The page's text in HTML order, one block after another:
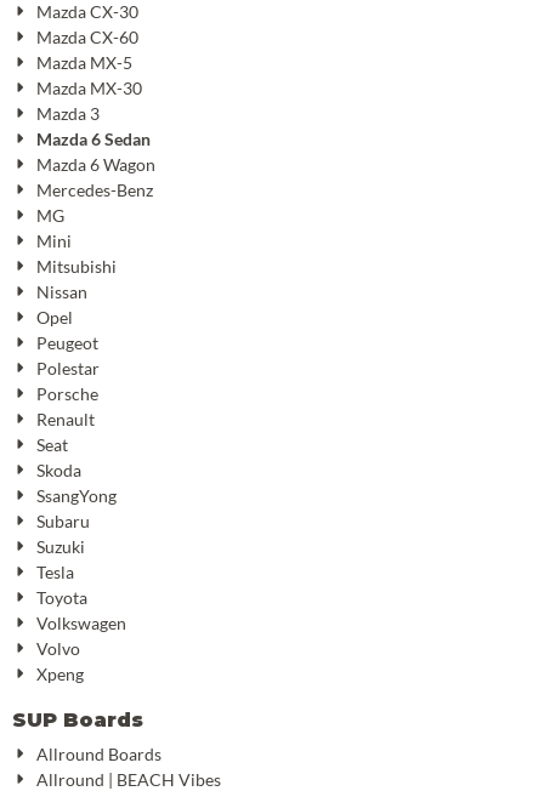
Mazda CX-30
Mazda CX-60
Mazda MX-5
Mazda MX-30
Mazda 3
Mazda 6 Sedan
Mazda 6 Wagon
Mercedes-Benz
MG
Mini
Mitsubishi
Nissan
Opel
Peugeot
Polestar
Porsche
Renault
Seat
Skoda
SsangYong
Subaru
Suzuki
Tesla
Toyota
Volkswagen
Volvo
Xpeng
SUP Boards
Allround Boards
Allround | BEACH Vibes